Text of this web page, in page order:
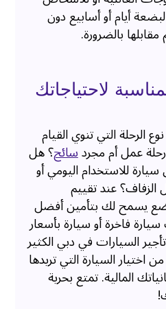
أيام أو أسابيع دون
بالضرورة.
لاحتياجاتك
الرحلة التي تنوي القيام
عمل أم مجردسائح؟ هل
للاستخدام اليومي أو
عند تقييم
يسمح لك بتأمين أفضل
فاخرة أو سيارة بأسعار
السيارات في دبي الكثير
السيارة التي تريدها
المالية. تمتع بحرية